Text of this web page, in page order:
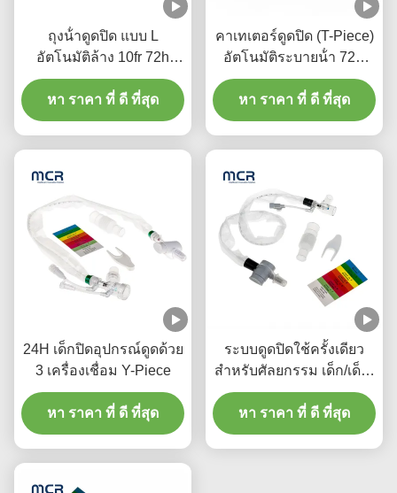
ถุงน้ําดูดปิด แบบ L
อัตโนมัติล้าง 10fr 72h
กลมเล็บหมุนคู่สําหรับโรง
พยาบาล
หา ราคา ที่ ดี ที่สุด
คาเทเตอร์ดูดปิด (T-Piece)
อัตโนมัติระบายน้ํา 72H
สําหรับผู้ใหญ่
หา ราคา ที่ ดี ที่สุด
24H เด็กปิดอุปกรณ์ดูดด้วย
3 เครื่องเชื่อม Y-Piece
หา ราคา ที่ ดี ที่สุด
ระบบดูดปิดใช้ครั้งเดียว
สําหรับศัลยกรรม เด็ก/เด็ก-
เอลโค
หา ราคา ที่ ดี ที่สุด